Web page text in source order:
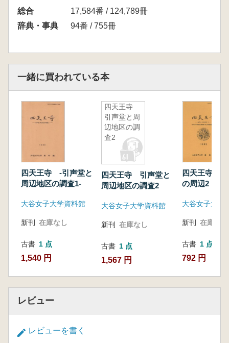
総合
17,584番 / 124,789冊
辞典・事典
94番 / 755冊
一緒に買われている本
四天王寺 -引声堂と
周辺地区の調査1-
大谷女子大学資料館
新刊 在庫なし
古書 1 点
1,540 円
四天王寺
引声堂と周
辺地区の調
査2
四天王寺 引声堂と
周辺地区の調査2
大谷女子大学資料館
新刊 在庫なし
古書 1 点
1,567 円
四天王寺 西
の周辺2
大谷女子大学
新刊 在庫なし
古書 1 点
792 円
レビュー
レビューを書く